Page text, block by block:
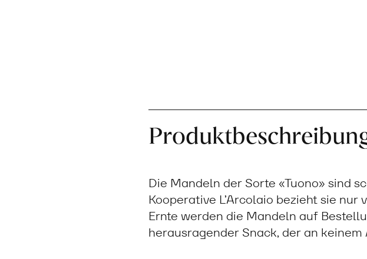
Die Mandeln der Sorte «Tuono» sind
Kooperative L’Arcolaio bezieht sie
Ernte werden die Mandeln auf
herausragender Snack, der an